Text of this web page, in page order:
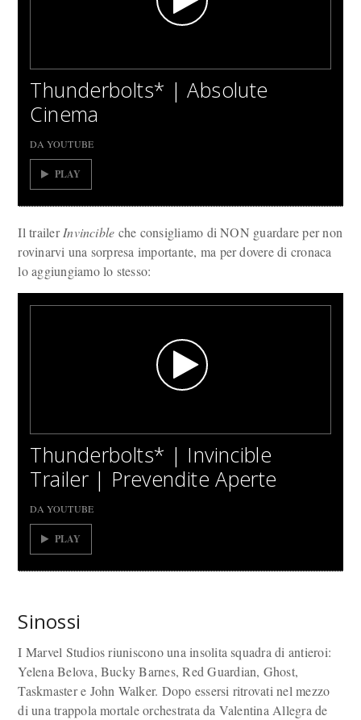
Thunderbolts* | Absolute
Cinema
DA YOUTUBE
PLAY
Il trailerInvincible che consigliamo di NON guardare per non
rovinarvi una sorpresa importante, ma per dovere di cronaca
lo aggiungiamo lo stesso:
Thunderbolts* | Invincible
Trailer | Prevendite Aperte
DA YOUTUBE
PLAY
Sinossi
I Marvel Studios riuniscono una insolita squadra di antieroi:
Yelena Belova, Bucky Barnes, Red Guardian, Ghost,
Taskmaster e John Walker. Dopo essersi ritrovati nel mezzo
di una trappola mortale orchestrata da Valentina Allegra de